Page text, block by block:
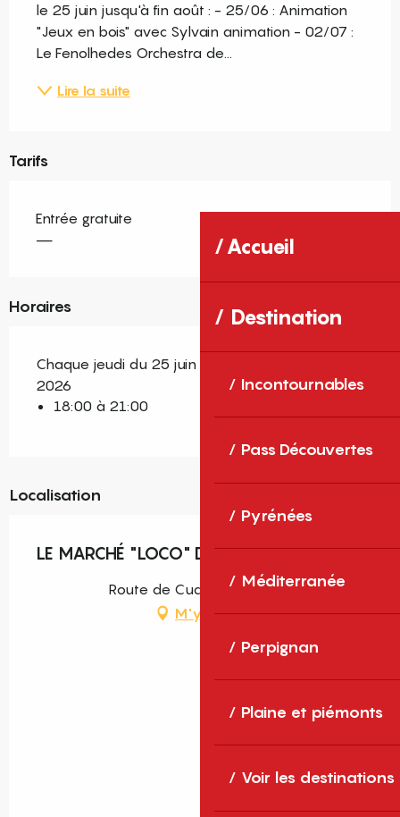
Accueil
Destination
Incontournables
Pass Découvertes
Pyrénées
Méditerranée
Perpignan
Plaine et piémonts
Voir les destinations
le 25 juin jusqu'à fin août : - 25/06 : Animation
"Jeux en bois" avec Sylvain animation - 02/07 :
Le Fenolhedes Orchestra de...
Lire la suite
Tarifs
Entrée gratuite
—
Horaires
Chaque jeudi du 25 juin 2026 au 24 septembre
2026
18:00 à 21:00
Localisation
LE MARCHÉ "LOCO" DE MAURY
Route de Cucugnan, Maury
M'y rendre